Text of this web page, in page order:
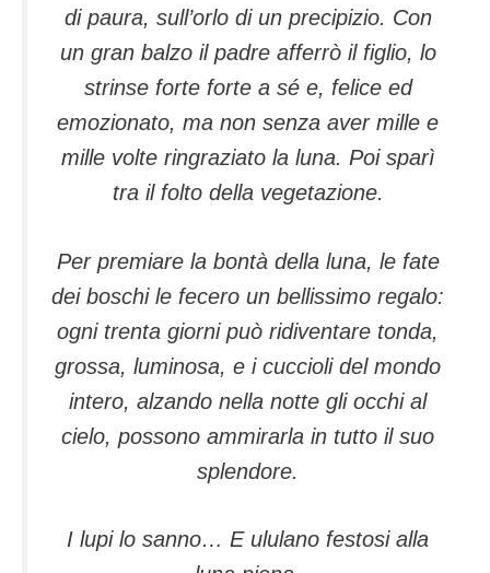
di paura, sull’orlo di un precipizio. Con
un gran balzo il padre afferrò il figlio, lo
strinse forte forte a sé e, felice ed
emozionato, ma non senza aver mille e
mille volte ringraziato la luna. Poi sparì
tra il folto della vegetazione.
Per premiare la bontà della luna, le fate
dei boschi le fecero un bellissimo regalo:
ogni trenta giorni può ridiventare tonda,
grossa, luminosa, e i cuccioli del mondo
intero, alzando nella notte gli occhi al
cielo, possono ammirarla in tutto il suo
splendore.
I lupi lo sanno… E ululano festosi alla